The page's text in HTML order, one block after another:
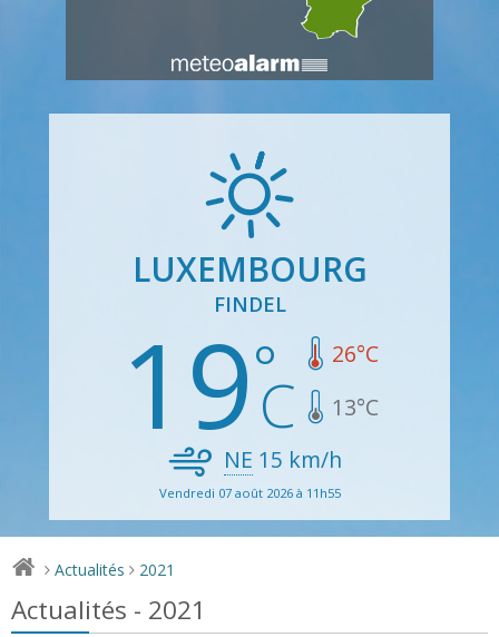
LUXEMBOURG
FINDEL
19 26°C
13°C
NE 15 km/h
Vendredi 07 août 2026 à 11h55
> Actualités > 2021
Actualités - 2021